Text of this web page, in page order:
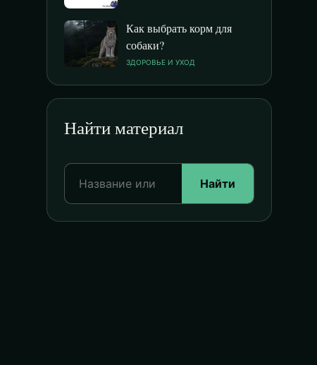
Как выбрать корм для
собаки?
ЗДОРОВЬЕ И УХОД
Найти материал
Найти